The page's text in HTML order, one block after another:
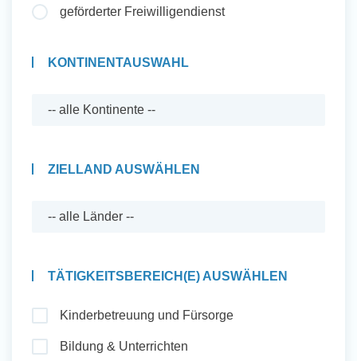
und Sozial Engagieren
Initiativbewerbung
Auslandserfahrung Sammeln
geförderter Freiwilligendienst
KONTINENTAUSWAHL
ZIELLAND AUSWÄHLEN
TÄTIGKEITSBEREICH(E) AUSWÄHLEN
Kinderbetreuung und Fürsorge
Bildung & Unterrichten